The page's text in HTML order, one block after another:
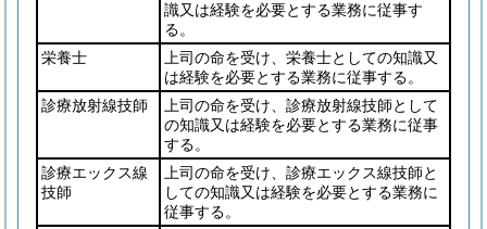
識又は経験を必要とする業務に従事す
る。
栄養士
上司の命を受け、栄養士としての知識又
は経験を必要とする業務に従事する。
診療放射線技師
上司の命を受け、診療放射線技師として
の知識又は経験を必要とする業務に従事
する。
診療エックス線
技師
上司の命を受け、診療エックス線技師と
しての知識又は経験を必要とする業務に
従事する。